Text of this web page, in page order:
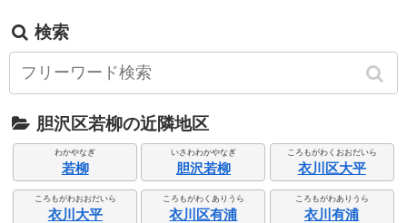
検索
胆沢区若柳の近隣地区
わかやなぎ
若柳
いさわわかやなぎ
胆沢若柳
ころもがわくおおだいら
衣川区大平
ころもがわおおだいら
衣川大平
ころもがわくありうら
衣川区有浦
ころもがわありうら
衣川有浦